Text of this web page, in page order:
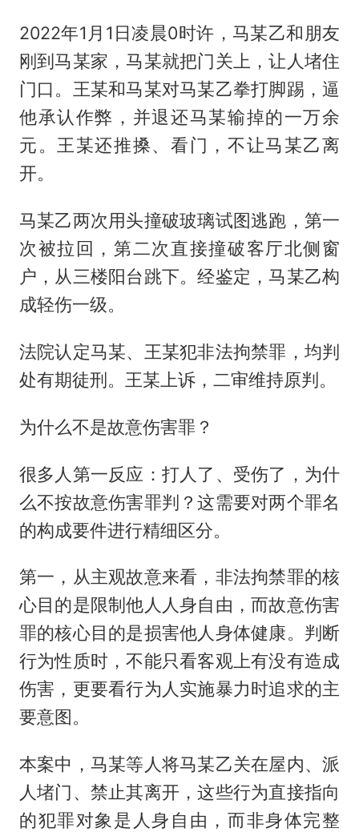
2022年1月1日凌晨0时许，马某乙和朋友
刚到马某家，马某就把门关上，让人堵住
门口。王某和马某对马某乙拳打脚踢，逼
他承认作弊，并退还马某输掉的一万余
元。王某还推搡、看门，不让马某乙离
开。
马某乙两次用头撞破玻璃试图逃跑，第一
次被拉回，第二次直接撞破客厅北侧窗
户，从三楼阳台跳下。经鉴定，马某乙构
成轻伤一级。
法院认定马某、王某犯非法拘禁罪，均判
处有期徒刑。王某上诉，二审维持原判。
为什么不是故意伤害罪？
很多人第一反应：打人了、受伤了，为什
么不按故意伤害罪判？这需要对两个罪名
的构成要件进行精细区分。
第一，从主观故意来看，非法拘禁罪的核
心目的是限制他人人身自由，而故意伤害
罪的核心目的是损害他人身体健康。判断
行为性质时，不能只看客观上有没有造成
伤害，更要看行为人实施暴力时追求的主
要意图。
本案中，马某等人将马某乙关在屋内、派
人堵门、禁止其离开，这些行为直接指向
的犯罪对象是人身自由，而非身体完整